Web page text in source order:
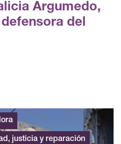
Argumedo,
del
justicia y reparación